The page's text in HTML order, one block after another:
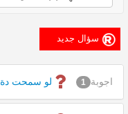
لو سمحت دة ممكن اجوبة 1